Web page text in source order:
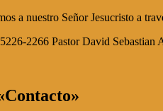
a nuestro Señor Jesucristo a
2266 Pastor David Sebastian